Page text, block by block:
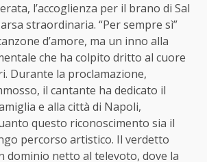
l’accoglienza per il brano di Sal
straordinaria. “Per sempre sì”
d’amore, ma un inno alla
che ha colpito dritto al cuore
Durante la proclamazione,
il cantante ha dedicato il
e alla città di Napoli,
questo riconoscimento sia il
percorso artistico. Il verdetto
dominio netto al televoto, dove la